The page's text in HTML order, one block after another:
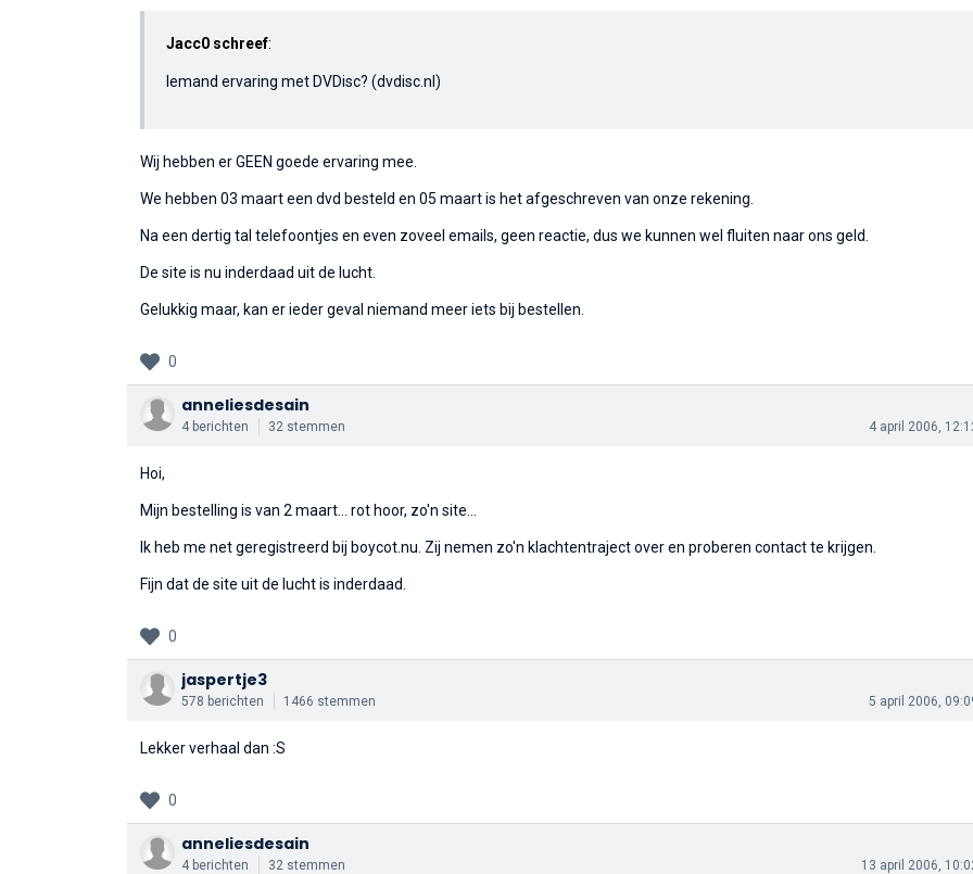
Jacc0 schreef:
Iemand ervaring met DVDisc? (dvdisc.nl)
Wij hebben er GEEN goede ervaring mee.
We hebben 03 maart een dvd besteld en 05 maart is het afgeschreven van onze rekening.
Na een dertig tal telefoontjes en even zoveel emails, geen reactie, dus we kunnen wel fluiten naar ons geld.
De site is nu inderdaad uit de lucht.
Gelukkig maar, kan er ieder geval niemand meer iets bij bestellen.
0
anneliesdesain
4 berichten 32 stemmen 4 april 2006,
Hoi,
Mijn bestelling is van 2 maart... rot hoor, zo'n site...
Ik heb me net geregistreerd bij boycot.nu. Zij nemen zo'n klachtentraject over en proberen contact te krijgen.
Fijn dat de site uit de lucht is inderdaad.
0
jaspertje3
578 berichten 1466 stemmen 5 april 2006,
Lekker verhaal dan :S
0
anneliesdesain
4 berichten 32 stemmen 13 april 2006,